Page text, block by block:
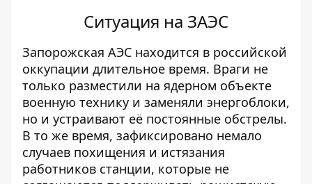
Ситуация на ЗАЭС
Запорожская АЭС находится в российской
оккупации длительное время. Враги не
только разместили на ядерном объекте
военную технику и заменяли энергоблоки,
но и устраивают её постоянные обстрелы.
В то же время, зафиксировано немало
случаев похищения и истязания
работников станции, которые не